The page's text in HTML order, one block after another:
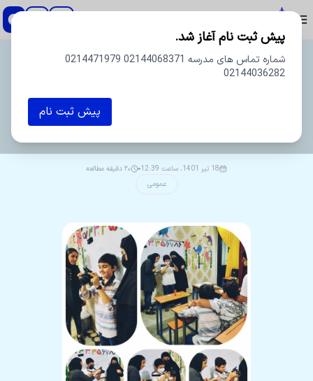
پیش ثبت نام آغاز شد.
شماره تماس های مدرسه 02144068371 0214471979
02144036282
پیش ثبت نام
عمومی
18 تیر 1401، ساعت 12:39 ۲۰ دقیقه مطالعه